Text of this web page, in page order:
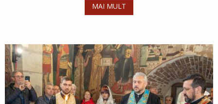
MAI MULT